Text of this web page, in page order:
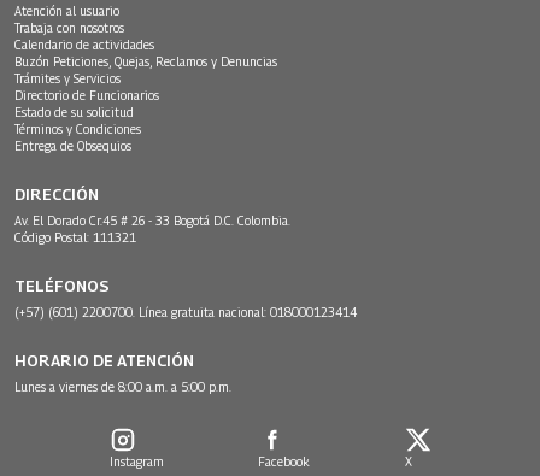
Atención al usuario
Trabaja con nosotros
Calendario de actividades
Buzón Peticiones, Quejas, Reclamos y Denuncias
Trámites y Servicios
Directorio de Funcionarios
Estado de su solicitud
Términos y Condiciones
Entrega de Obsequios
DIRECCIÓN
Av. El Dorado Cr.45 # 26 - 33 Bogotá D.C. Colombia.
Código Postal: 111321
TELÉFONOS
(+57) (601) 2200700. Línea gratuita nacional: 018000123414
HORARIO DE ATENCIÓN
Lunes a viernes de 8:00 a.m. a 5:00 p.m.
Instagram Facebook X